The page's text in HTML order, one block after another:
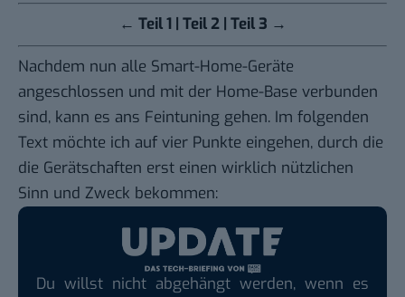
← Teil 1| Teil 2 | Teil 3 →
Nachdem nun alle Smart-Home-Geräte
angeschlossen und mit der Home-Base verbunden
sind, kann es ans Feintuning gehen. Im folgenden
Text möchte ich auf vier Punkte eingehen, durch die
die Gerätschaften erst einen wirklich nützlichen
Sinn und Zweck bekommen:
Du willst nicht abgehängt werden, wenn es